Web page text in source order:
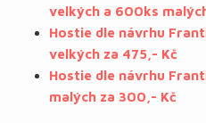
velkých a 600ks
Hostie dle návrhu
velkých za 475,- Kč
Hostie dle návrhu
malých za 300,- Kč